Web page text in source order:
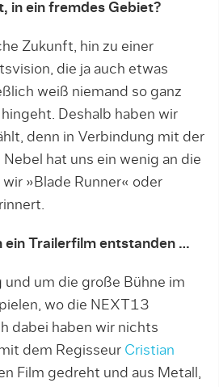
in ein fremdes Gebiet?
Zukunft, hin zu einer
die ja auch etwas
weiß niemand so ganz
Deshalb haben wir
denn in Verbindung mit der
hat uns ein wenig an die
»Blade Runner« oder
ein Trailerfilm entstanden …
und um die große Bühne im
wo die NEXT13
dabei haben wir nichts
dem Regisseur Cristian
Film gedreht und aus Metall,